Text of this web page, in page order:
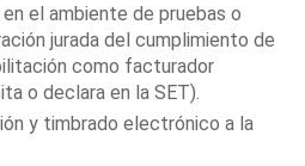
el ambiente de pruebas o
jurada del cumplimiento de
como facturador
o declara en la SET).
y timbrado electrónico a la